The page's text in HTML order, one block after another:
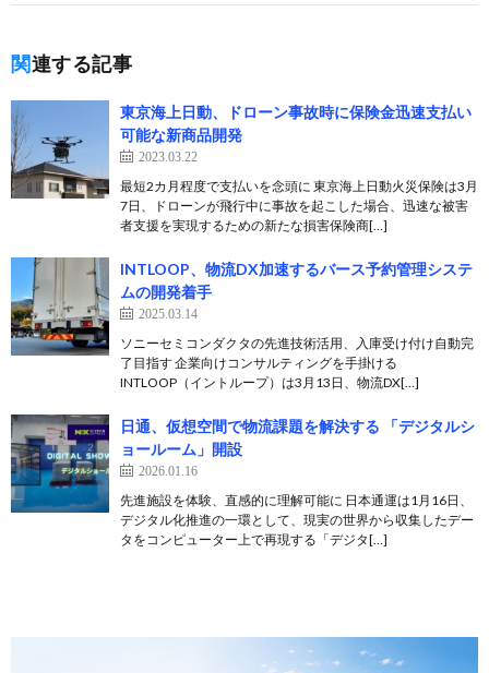
関連する記事
東京海上日動、ドローン事故時に保険金迅速支払い
可能な新商品開発
2023.03.22
最短2カ月程度で支払いを念頭に 東京海上日動火災保険は3月
7日、ドローンが飛行中に事故を起こした場合、迅速な被害
者支援を実現するための新たな損害保険商[…]
INTLOOP、物流DX加速するバース予約管理システ
ムの開発着手
2025.03.14
ソニーセミコンダクタの先進技術活用、入庫受け付け自動完
了目指す 企業向けコンサルティングを手掛ける
INTLOOP（イントループ）は3月13日、物流DX[…]
日通、仮想空間で物流課題を解決する 「デジタルシ
ョールーム」開設
2026.01.16
先進施設を体験、直感的に理解可能に 日本通運は1月16日、
デジタル化推進の一環として、現実の世界から収集したデー
タをコンピューター上で再現する「デジタ[…]